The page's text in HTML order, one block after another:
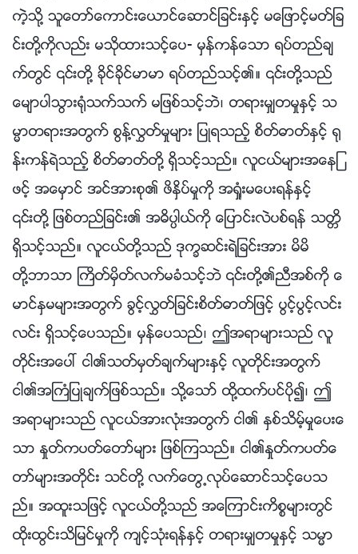
ကဲ့သို႔ သူေတာ္ေကာင္းေယာင္ေဆာင္ျခင္းႏွင့္ မေျဖာင့္မတ္ျခ
င္းတို႔ကိုလည္း မသိုထားသင့္ေပ- မွန္ကန္ေသာ ရပ္တည္ခ်
က္တြင္ ၎တို႔ ခိုင္ခိုင္မာမာ ရပ္တည္သင့္၏။ ၎တို႔သည္
ေမ်ာပါသြား႐ုံသက္သက္ မျဖစ္သင့္ဘဲ၊ တရားမွ်တမႈႏွင့္ သ
မၼာတရားအတြက္ စြန႔္လႊတ္မႈမ်ား ျပဳရသည့္ စိတ္ဓာတ္ႏွင့္ ႐ု
န္းကန္ရဲသည့္ စိတ္ဓာတ္တို႔ ရွိသင့္သည္။ လူငယ္မ်ားအေနျ
ဖင့္ အေမွာင္ အင္အားစု၏ ဖိႏွိပ္မႈကို အရႈံးမေပးရန္ႏွင့္
၎တို႔ ျဖစ္တည္ျခင္း၏ အဓိပၸါယ္ကို ေျပာင္းလဲပစ္ရန္ သတၱိ
ရွိသင့္သည္။ လူငယ္တို႔သည္ ဒုကၡဆင္းရဲျခင္းအား မိမိ
တို႔ဘာသာ ႀကိတ္မွိတ္လက္မခံသင့္ဘဲ ၎တို႔၏ညီအစ္ကို ေ
မာင္ႏွမမ်ားအတြက္ ခြင့္လႊတ္ျခင္းစိတ္ဓာတ္ျဖင့္ ပြင့္ပြင့္လင္း
လင္း ရွိသင့္ေပသည္။ မွန္ေပသည္၊ ဤအရာမ်ားသည္ လူ
တိုင္းအေပၚ ငါ၏သတ္မွတ္ခ်က္မ်ားႏွင့္ လူတိုင္းအတြက္
ငါ၏အႀကံျပဳခ်က္ျဖစ္သည္။ သို႔ေသာ္ ထို႔ထက္ပင္ပို၍၊ ဤ
အရာမ်ားသည္ လူငယ္အားလုံးအတြက္ ငါ၏ ႏွစ္သိမ့္မႈေပးေ
သာ ႏႈတ္ကပတ္ေတာ္မ်ား ျဖစ္ၾကသည္။ ငါ၏ႏႈတ္ကပတ္ေ
တာ္မ်ားအတိုင္း သင္တို႔ လက္ေတြ႕လုပ္ေဆာင္သင့္ေပသ
ည္။ အထူးသျဖင့္ လူငယ္တို႔သည္ အေၾကာင္းကိစၥမ်ားတြင္
ထိုးထြင္းသိျမင္မႈကို က်င့္သုံးရန္ႏွင့္ တရားမွ်တမႈႏွင့္ သမၼာ